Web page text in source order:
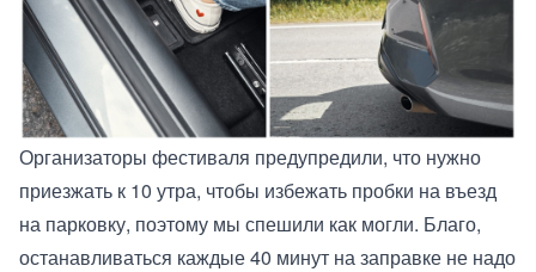
Организаторы фестиваля предупредили, что нужно
приезжать к 10 утра, чтобы избежать пробки на въезд
на парковку, поэтому мы спешили как могли. Благо,
останавливаться каждые 40 минут на заправке не надо